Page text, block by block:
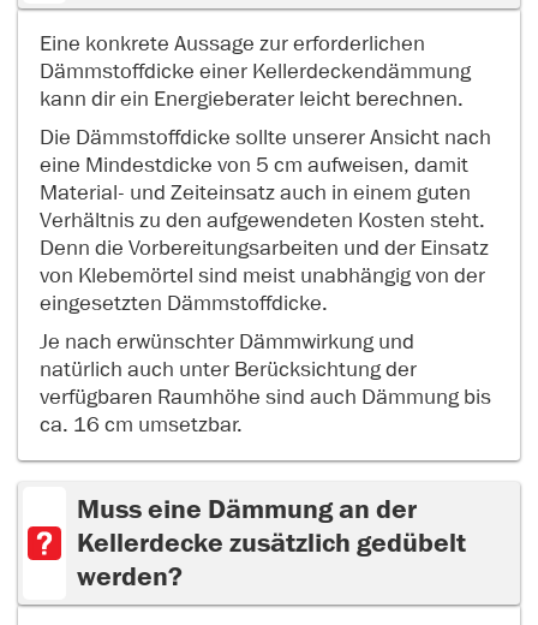
Eine konkrete Aussage zur erforderlichen
Dämmstoffdicke einer Kellerdeckendämmung
kann dir ein Energieberater leicht berechnen.
Die Dämmstoffdicke sollte unserer Ansicht nach
eine Mindestdicke von 5 cm aufweisen, damit
Material- und Zeiteinsatz auch in einem guten
Verhältnis zu den aufgewendeten Kosten steht.
Denn die Vorbereitungsarbeiten und der Einsatz
von Klebemörtel sind meist unabhängig von der
eingesetzten Dämmstoffdicke.
Je nach erwünschter Dämmwirkung und
natürlich auch unter Berücksichtung der
verfügbaren Raumhöhe sind auch Dämmung bis
ca. 16 cm umsetzbar.
Muss eine Dämmung an der
Kellerdecke zusätzlich gedübelt
werden?